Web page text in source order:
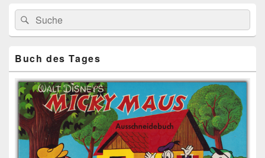
Primärer
Seitenleisten
Widget-
Bereich
Search
for:
Suche
Buch des Tages